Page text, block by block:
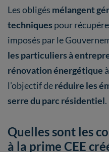
Les obligés mélangent
techniques pour
imposés par le
les particuliers à
rénovation énergétique
l’objectif deréduire les
serre du parc résidentiel.
Quelles sont les
à la prime CEE